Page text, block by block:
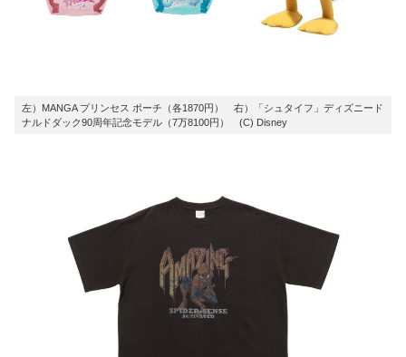
左）MANGA プリンセス ポーチ（各1870円） 右）「シュタイフ」ディズニード
ナルドダック90周年記念モデル（7万8100円） (C) Disney